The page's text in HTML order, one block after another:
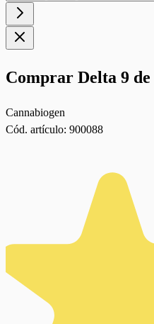
Comprar Delta 9 de
Cannabiogen
Cód. artículo: 900088